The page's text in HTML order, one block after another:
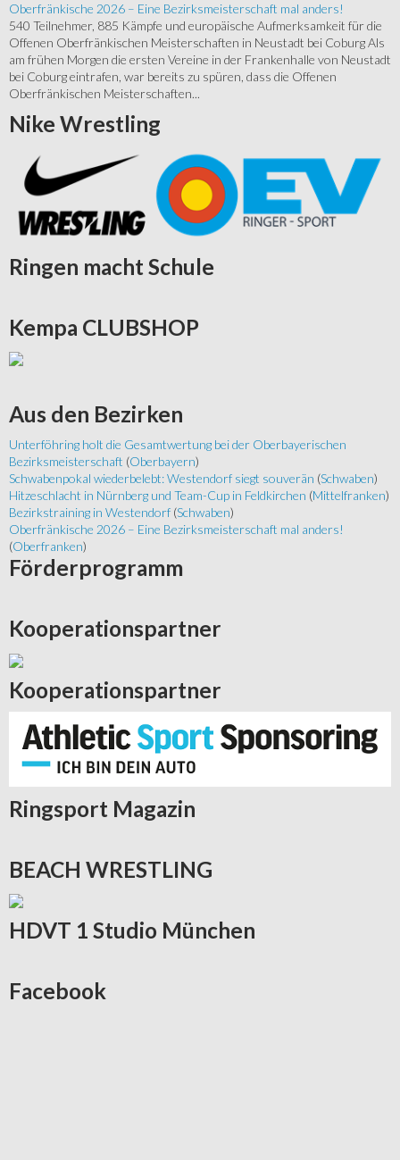
Oberfränkische 2026 – Eine Bezirksmeisterschaft mal anders!
540 Teilnehmer, 885 Kämpfe und europäische Aufmerksamkeit für die
Offenen Oberfränkischen Meisterschaften in Neustadt bei Coburg Als
am frühen Morgen die ersten Vereine in der Frankenhalle von Neustadt
bei Coburg eintrafen, war bereits zu spüren, dass die Offenen
Oberfränkischen Meisterschaften...
Nike Wrestling
Ringen macht Schule
Kempa CLUBSHOP
Aus den Bezirken
Unterföhring holt die Gesamtwertung bei der Oberbayerischen
Bezirksmeisterschaft (Oberbayern)
Schwabenpokal wiederbelebt: Westendorf siegt souverän (Schwaben)
Hitzeschlacht in Nürnberg und Team-Cup in Feldkirchen (Mittelfranken)
Bezirkstraining in Westendorf (Schwaben)
Oberfränkische 2026 – Eine Bezirksmeisterschaft mal anders!
(Oberfranken)
Förderprogramm
Kooperationspartner
Kooperationspartner
Ringsport Magazin
BEACH WRESTLING
HDVT 1 Studio München
Facebook